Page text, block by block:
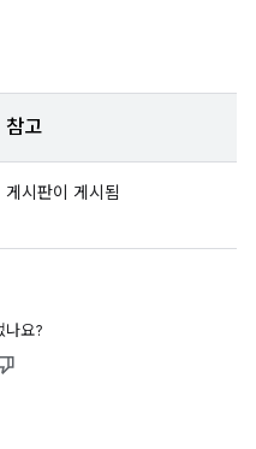
참고
게시판이 게시됨
나요?